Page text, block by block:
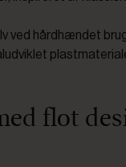
ved hårdhændet
flot